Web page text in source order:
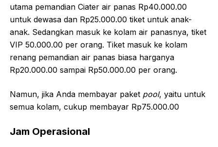
utama pemandian Ciater air panas Rp40.000.00
untuk dewasa dan Rp25.000.00 tiket untuk anak-
anak. Sedangkan masuk ke kolam air panasnya, tiket
VIP 50.000.00 per orang. Tiket masuk ke kolam
renang pemandian air panas biasa harganya
Rp20.000.00 sampai Rp50.000.00 per orang.
Namun, jika Anda membayar paket pool, yaitu untuk
semua kolam, cukup membayar Rp75.000.00
Jam Operasional